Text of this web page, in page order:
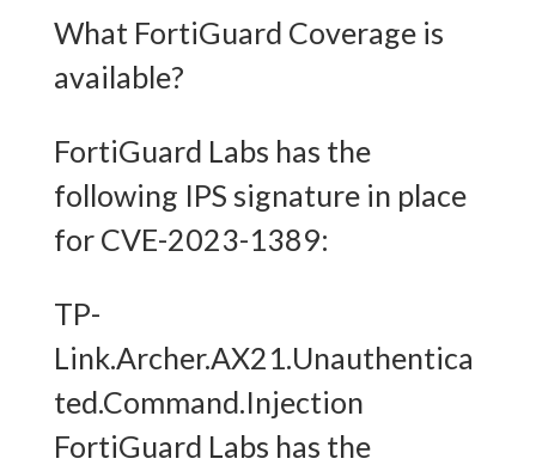
What FortiGuard Coverage is
available?
FortiGuard Labs has the
following IPS signature in place
for CVE-2023-1389:
TP-
Link.Archer.AX21.Unauthentica
ted.Command.Injection
FortiGuard Labs has the